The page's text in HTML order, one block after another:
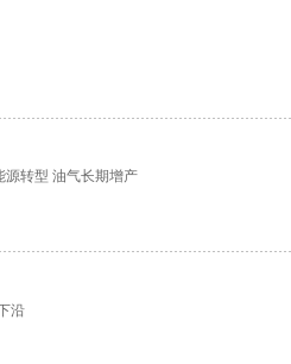
源转型 油气长期增产
沿